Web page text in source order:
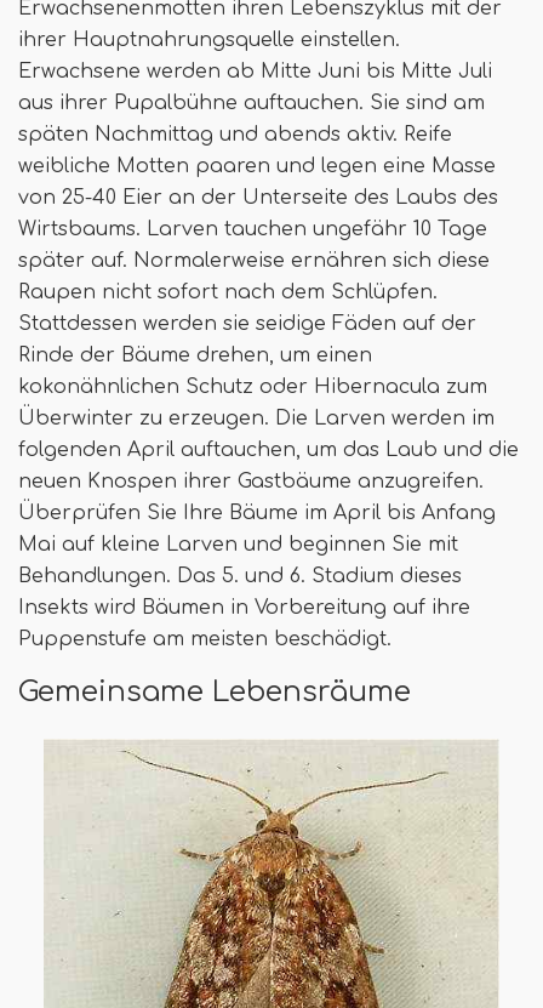
Erwachsenenmotten ihren Lebenszyklus mit der
ihrer Hauptnahrungsquelle einstellen.
Erwachsene werden ab Mitte Juni bis Mitte Juli
aus ihrer Pupalbühne auftauchen. Sie sind am
späten Nachmittag und abends aktiv. Reife
weibliche Motten paaren und legen eine Masse
von 25-40 Eier an der Unterseite des Laubs des
Wirtsbaums. Larven tauchen ungefähr 10 Tage
später auf. Normalerweise ernähren sich diese
Raupen nicht sofort nach dem Schlüpfen.
Stattdessen werden sie seidige Fäden auf der
Rinde der Bäume drehen, um einen
kokonähnlichen Schutz oder Hibernacula zum
Überwinter zu erzeugen. Die Larven werden im
folgenden April auftauchen, um das Laub und die
neuen Knospen ihrer Gastbäume anzugreifen.
Überprüfen Sie Ihre Bäume im April bis Anfang
Mai auf kleine Larven und beginnen Sie mit
Behandlungen. Das 5. und 6. Stadium dieses
Insekts wird Bäumen in Vorbereitung auf ihre
Puppenstufe am meisten beschädigt.
Gemeinsame Lebensräume